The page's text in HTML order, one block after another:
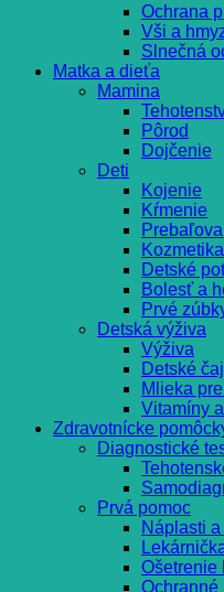
Ochrana
Vši a
Slnečná
Matka a dieťa
Mamina
Pôrod
Dojčenie
Deti
Kojenie
Kŕmenie
Detské
Bolesť a
Prvé
Detská výživa
Výživa
Detské
Mlieka
Vitamíny
Zdravotnícke
Diagnostické
Prvá pomoc
Náplasti a
Ošetrenie
Ochranné